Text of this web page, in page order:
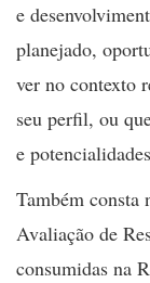
e
planejado,
ver no contexto
seu perfil, ou
e
Também consta
Avaliação de
consumidas na